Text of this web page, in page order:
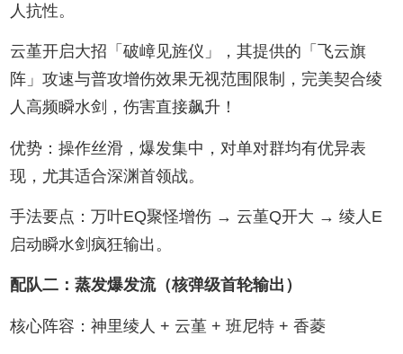
人抗性。
云堇开启大招「破嶂见旌仪」，其提供的「飞云旗
阵」攻速与普攻增伤效果无视范围限制，完美契合绫
人高频瞬水剑，伤害直接飙升！
优势：操作丝滑，爆发集中，对单对群均有优异表
现，尤其适合深渊首领战。
手法要点：万叶EQ聚怪增伤 → 云堇Q开大 → 绫人E
启动瞬水剑疯狂输出。
配队二：蒸发爆发流（核弹级首轮输出）
核心阵容：神里绫人 + 云堇 + 班尼特 + 香菱